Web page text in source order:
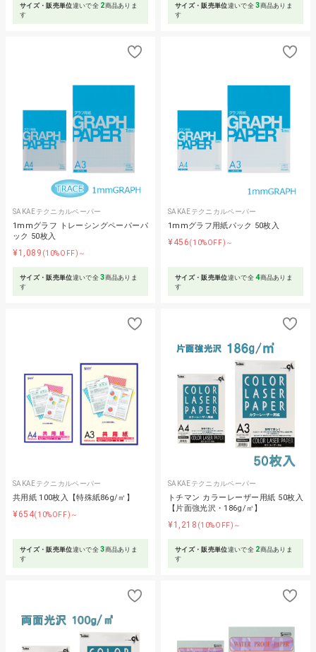
サイズ・販売単位違いで全 2商品ありま
す
サイズ・販売単位違いで全3商品ありま
す
SAKAEテクニカルペーパー
1mmグラフ トレーシングペーパーパ
ック 50枚入
¥1,089 (10%OFF)～
サイズ・販売単位違いで全3商品ありま
す
SAKAEテクニカルペーパー
1mmグラフ用紙パック 50枚入
¥456(10%OFF)～
サイズ・販売単位違いで全4商品ありま
す
SAKAEテクニカルペーパー
共用紙 100枚入【特殊紙86g/㎡】
¥654(10%OFF)～
サイズ・販売単位違いで全3商品ありま
す
SAKAEテクニカルペーパー
トチマン カラーレーザー用紙 50枚入
【片面強光沢・186g/㎡】
¥1,218 (10%OFF)～
サイズ・販売単位違いで全 2商品ありま
す